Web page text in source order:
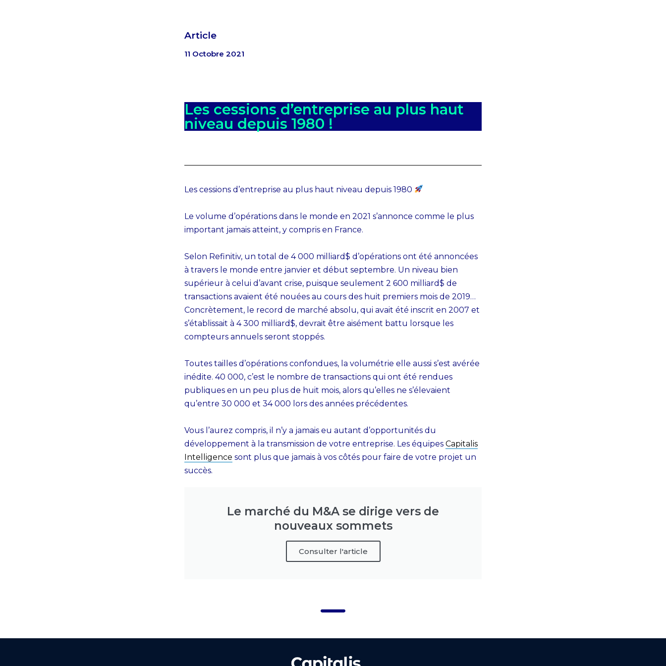
Article
11 Octobre 2021
Les cessions d’entreprise au plus haut
niveau depuis 1980 !
Les cessions d’entreprise au plus haut niveau depuis 1980
Le volume d’opérations dans le monde en 2021 s’annonce comme le plus
important jamais atteint, y compris en France.
Selon Refinitiv, un total de 4 000 milliard$ d’opérations ont été annoncées
à travers le monde entre janvier et début septembre. Un niveau bien
supérieur à celui d’avant crise, puisque seulement 2 600 milliard$ de
transactions avaient été nouées au cours des huit premiers mois de 2019…
Concrètement, le record de marché absolu, qui avait été inscrit en 2007 et
s’établissait à 4 300 milliard$, devrait être aisément battu lorsque les
compteurs annuels seront stoppés.
Toutes tailles d’opérations confondues, la volumétrie elle aussi s’est avérée
inédite. 40 000, c’est le nombre de transactions qui ont été rendues
publiques en un peu plus de huit mois, alors qu’elles ne s’élevaient
qu’entre 30 000 et 34 000 lors des années précédentes.
Vous l’aurez compris, il n’y a jamais eu autant d’opportunités du
développement à la transmission de votre entreprise. Les équipes Capitalis
Intelligence sont plus que jamais à vos côtés pour faire de votre projet un
succès.
Le marché du M&A se dirige vers de
nouveaux sommets
Consulter l'article